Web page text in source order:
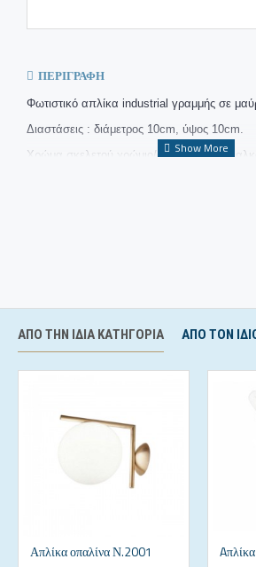
ΠΕΡΙΓΡΑΦΉ
Φωτιστικό απλίκα industrial γραμμής σε
Διαστάσεις : διάμετρος 10cm, ύψος 10cm.
Χρώμα σκελετού χρώμιο/οξυντέ/χρυσό/
ΑΠΌ ΤΗΝ ΊΔΙΑ ΚΑΤΗΓΟΡΊΑ ΑΠΟ ΤΟΝ
Απλίκα οπαλίνα Ν.2001